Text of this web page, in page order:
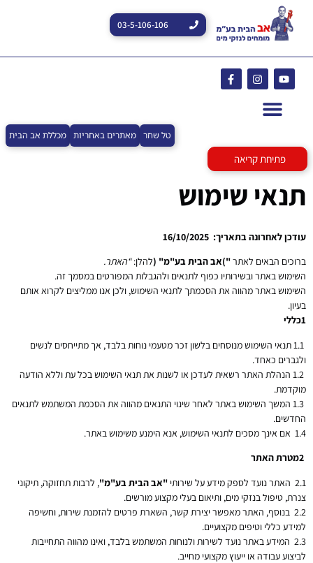
03-5-106-106
מכללת אב הבית מאתרים באחריות טל שחר
פתיחת קריאה
תנאי שימוש
עודכן לאחרונה בתאריך: 16/10/2025
ברוכים הבאים לאתר")אב הבית בע"מ"
(להלן:“האתר.
השימוש באתר ובשירותיו כפוף לתנאים ולהגבלות המפורטים במסמך זה.
השימוש באתר מהווה את הסכמתך לתנאי השימוש, ולכן אנו ממליצים לקרוא אותם
בעיון.
1כללי
1.1 תנאי השימוש מנוסחים בלשון זכר מטעמי נוחות בלבד, אך מתייחסים לנשים
ולגברים כאחד.
1.2 הנהלת האתר רשאית לעדכן או לשנות את תנאי השימוש בכל עת וללא הודעה
מוקדמת.
1.3 המשך השימוש באתר לאחר שינוי התנאים מהווה את הסכמת המשתמש לתנאים
החדשים.
1.4 אם אינך מסכים לתנאי השימוש, אנא הימנע משימוש באתר.
מטרת האתר
2.1 האתר נועד לספק מידע על שירותי
"אב הבית בע"מ", לרבות תחזוקה, תיקוני
צנרת, טיפול בנזקי מים, ותיאום בעלי מקצוע מורשים.
2.2 בנוסף, האתר מאפשר יצירת קשר, השארת פרטים להזמנת שירות, וחשיפה
למידע כללי וטיפים מקצועיים.
2.3 המידע באתר נועד לשירות ולנוחות המשתמש בלבד, ואינו מהווה התחייבות
לביצוע עבודה או ייעוץ מקצועי מחייב.